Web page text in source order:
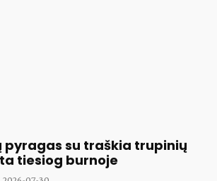
pyragas su traškia trupinių
tiesiog burnoje